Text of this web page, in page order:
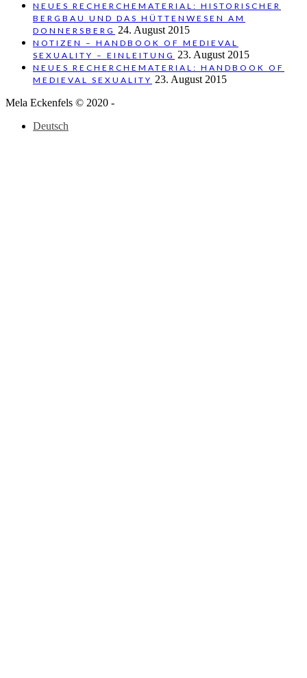
NEUES RECHERCHEMATERIAL: HISTORISCHER
BERGBAU UND DAS HÜTTENWESEN AM
DONNERSBERG 24. August 2015
NOTIZEN – HANDBOOK OF MEDIEVAL
SEXUALITY – EINLEITUNG 23. August 2015
NEUES RECHERCHEMATERIAL: HANDBOOK OF
MEDIEVAL SEXUALITY 23. August 2015
Mela Eckenfels © 2020 -
Deutsch